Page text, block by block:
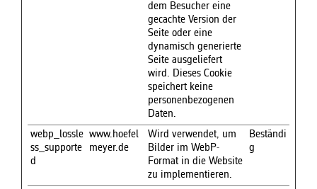
dem Besucher eine
gecachte Version der
Seite oder eine
dynamisch generierte
Seite ausgeliefert
wird. Dieses Cookie
speichert keine
personenbezogenen
Daten.
webp_lossle
ss_supporte
d
www.hoefel
meyer.de
Wird verwendet, um
Bilder im WebP-
Format in die Website
zu implementieren.
Beständi
g